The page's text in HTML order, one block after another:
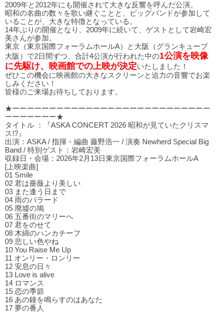
2009年と2012年にも開催されて大きな反響を呼んだ公演。
昭和の名曲の数々を歌い継ぐことと、ビッグバンドが参加して
いることが、大きな特徴となっている。
14年ぶりの開催となり、2009年に続いて、ゲストとして岩崎宏
美さんが参加。
東京（東京国際フォーラムホールA）と大阪（グランキューブ
大阪）で2日間ずつ、合計4公演が行われた中の1公演を映像
に先駆け、映画館での上映が決定いたしました！
ぜひこの機会に映画館の大きなスクリーンと迫力の音響でお楽
しみください！
皆様のご来場お待ちしております。
★ーーーーーーーーーーーーーーーーーーーーーーーーーーー
ーーーーーーー★
タイトル ：『ASKA CONCERT 2026 昭和が見ていたクリスマ
ス!?』
出演：ASKA / 指揮・編曲 藤野浩一 / 演奏 Newherd Special Big
Band / 特別ゲスト：岩崎宏美
収録日・会場：2026年2月13日東京国際フォーラムホールA
[上映楽曲]
01 Smile
02 君は薔薇より美しい
03 また逢う⽇まで
04 ⾬のバラード
05 廃墟の鳩
06 五番街のマリーへ
07 君をのせて
08 木綿のハンカチーフ
09 悲しい⾊やね
10 You Raise Me Up
11 オンリー・ロンリー
12 安息の⽇々
13 Love is alive
14 ロマンス
15 恋の季節
16 あの鐘を鳴らすのはあなた
17 夢の番⼈